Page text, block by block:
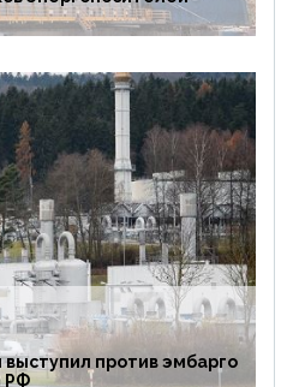
против эмбарго
РФ